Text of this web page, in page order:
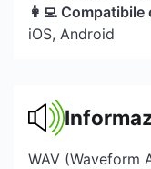
👩‍💻 Compatibile
iOS, Android
WAV (Waveform